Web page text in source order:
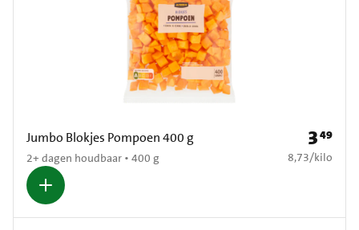
Jumbo Blokjes Pompoen 400 g
2+ dagen houdbaar • 400 g
Prijs: €
349
€ 8,73 per kilo
8,73/kilo